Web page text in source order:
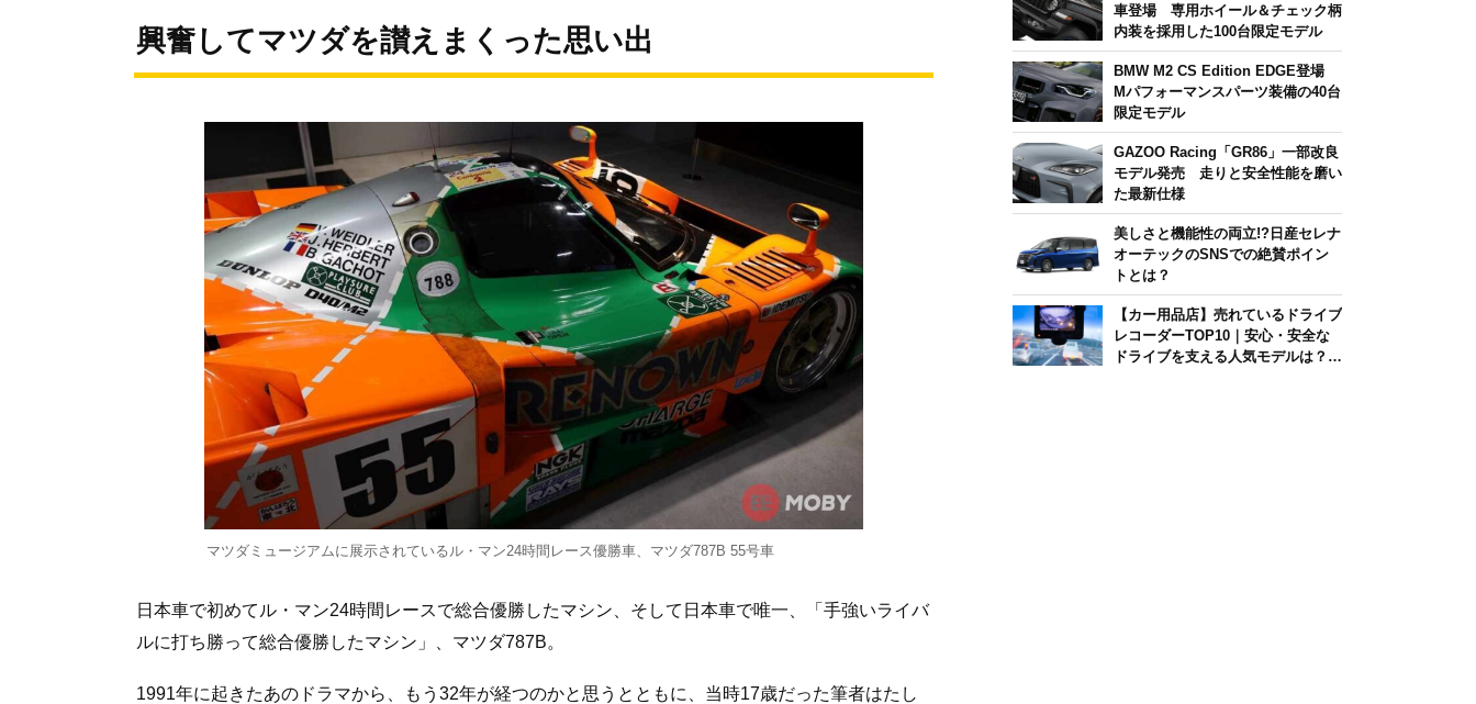
興奮してマツダを讃えまくった思い出
マツダミュージアムに展示されているル・マン24時間レース優勝車、マツダ787B 55号車
日本車で初めてル・マン24時間レースで総合優勝したマシン、そして日本車で唯一、「手強いライバ
ルに打ち勝って総合優勝したマシン」、マツダ787B。
1991年に起きたあのドラマから、もう32年が経つのかと思うとともに、当時17歳だった筆者はたし
車登場 専用ホイール＆チェック柄
内装を採用した100台限定モデル
BMW M2 CS Edition EDGE登場
Mパフォーマンスパーツ装備の40台
限定モデル
GAZOO Racing「GR86」一部改良
モデル発売 走りと安全性能を磨い
た最新仕様
美しさと機能性の両立!?日産セレナ
オーテックのSNSでの絶賛ポイン
トとは？
【カー用品店】売れているドライブ
レコーダーTOP10｜安心・安全な
ドライブを支える人気モデルは？